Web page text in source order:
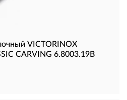
VICTORINOX
CARVING 6.8003.19B